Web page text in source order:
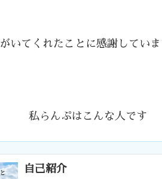
いてくれたことに感謝してい
私らんぷはこんな人です
自己紹介